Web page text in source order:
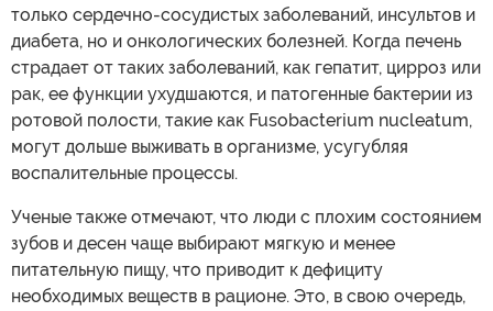
только сердечно-сосудистых заболеваний, инсультов и
диабета, но и онкологических болезней. Когда печень
страдает от таких заболеваний, как гепатит, цирроз или
рак, ее функции ухудшаются, и патогенные бактерии из
ротовой полости, такие как Fusobacterium nucleatum,
могут дольше выживать в организме, усугубляя
воспалительные процессы.
Ученые также отмечают, что люди с плохим состоянием
зубов и десен чаще выбирают мягкую и менее
питательную пищу, что приводит к дефициту
необходимых веществ в рационе. Это, в свою очередь,